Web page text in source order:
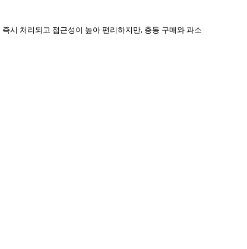
시 처리되고 접근성이 높아 편리하지만, 충동 구매와 과소